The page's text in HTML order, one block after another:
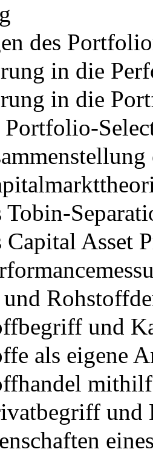
des
in die
in die
Tobin-
Capital Asset
und
als eigene
und